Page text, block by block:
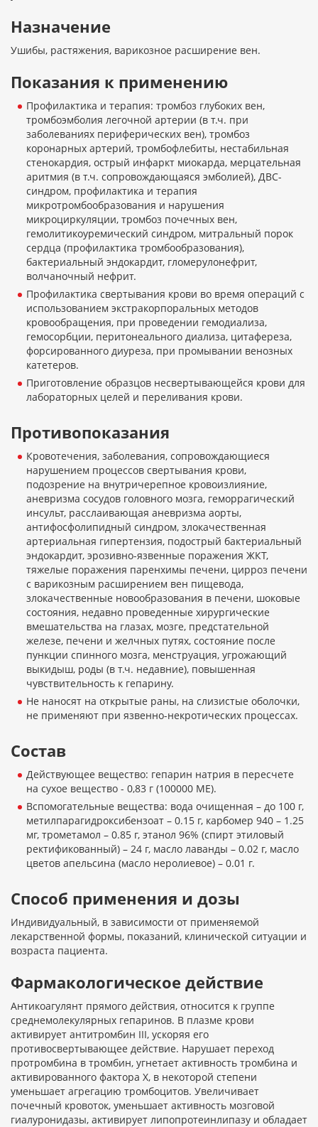
Назначение
Ушибы, растяжения, варикозное расширение вен.
Показания к применению
Профилактика и терапия: тромбоз глубоких вен,
тромбоэмболия легочной артерии (в т.ч. при
заболеваниях периферических вен), тромбоз
коронарных артерий, тромбофлебиты, нестабильная
стенокардия, острый инфаркт миокарда, мерцательная
аритмия (в т.ч. сопровождающаяся эмболией), ДВС-
синдром, профилактика и терапия
микротромбообразования и нарушения
микроциркуляции, тромбоз почечных вен,
гемолитикоуремический синдром, митральный порок
сердца (профилактика тромбообразования),
бактериальный эндокардит, гломерулонефрит,
волчаночный нефрит.
Профилактика свертывания крови во время операций с
использованием экстракорпоральных методов
кровообращения, при проведении гемодиализа,
гемосорбции, перитонеального диализа, цитафереза,
форсированного диуреза, при промывании венозных
катетеров.
Приготовление образцов несвертывающейся крови для
лабораторных целей и переливания крови.
Противопоказания
Кровотечения, заболевания, сопровождающиеся
нарушением процессов свертывания крови,
подозрение на внутричерепное кровоизлияние,
аневризма сосудов головного мозга, геморрагический
инсульт, расслаивающая аневризма аорты,
антифосфолипидный синдром, злокачественная
артериальная гипертензия, подострый бактериальный
эндокардит, эрозивно-язвенные поражения ЖКТ,
тяжелые поражения паренхимы печени, цирроз печени
с варикозным расширением вен пищевода,
злокачественные новообразования в печени, шоковые
состояния, недавно проведенные хирургические
вмешательства на глазах, мозге, предстательной
железе, печени и желчных путях, состояние после
пункции спинного мозга, менструация, угрожающий
выкидыш, роды (в т.ч. недавние), повышенная
чувствительность к гепарину.
Не наносят на открытые раны, на слизистые оболочки,
не применяют при язвенно-некротических процессах.
Состав
Действующее вещество: гепарин натрия в пересчете
на сухое вещество - 0,83 г (100000 МЕ).
Вспомогательные вещества: вода очищенная – до 100 г,
метилпарагидроксибензоат – 0.15 г, карбомер 940 – 1.25
мг, трометамол – 0.85 г, этанол 96% (спирт этиловый
ректификованный) – 24 г, масло лаванды – 0.02 г, масло
цветов апельсина (масло неролиевое) – 0.01 г.
Способ применения и дозы
Индивидуальный, в зависимости от применяемой
лекарственной формы, показаний, клинической ситуации и
возраста пациента.
Фармакологическое действие
Антикоагулянт прямого действия, относится к группе
среднемолекулярных гепаринов. В плазме крови
активирует антитромбин III, ускоряя его
противосвертывающее действие. Нарушает переход
протромбина в тромбин, угнетает активность тромбина и
активированного фактора X, в некоторой степени
уменьшает агрегацию тромбоцитов. Увеличивает
почечный кровоток, уменьшает активность мозговой
гиалуронидазы, активирует липопротеинлипазу и обладает